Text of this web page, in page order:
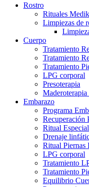
Rostro
Rituales
Limpiezas de
Cuerpo
Tratamiento
Tratamiento
Tratamiento
LPG corporal
Presoterapia
Embarazo
Programa
Recuperación
Ritual
Drenaje
Ritual Piernas
LPG corporal
Tratamiento
Tratamiento
Equilibrio